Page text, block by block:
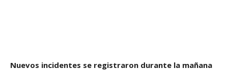
Nuevos incidentes se registraron durante la mañana